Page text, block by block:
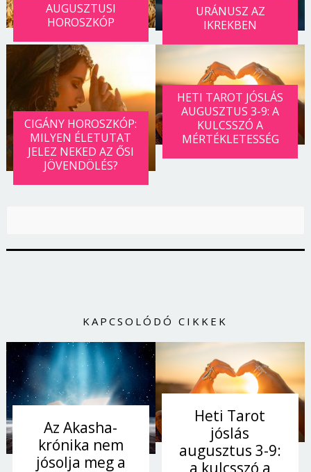
AUGUSZTUSI
HOROSZKÓP
URÁNUSZ AZ
IKREKBEN
CIGÁNY HOROSZKÓP:
MILYEN ÉLETUTAT
JELEZ NEKED AZ ŐSI
JÖVENDÖLÉS?
HETI TAROT JÓSLÁS
AUGUSZTUS 3-9: A
KULCSSZÓ A
MÉRTÉKLETESSÉG
KAPCSOLÓDÓ CIKKEK
Az Akasha-
krónika nem
jósolja meg a
Heti Tarot
jóslás
augusztus 3-9:
a kulcsszó a
Borsonline bejelentkezés
E-mail cím vagy felhasználónév